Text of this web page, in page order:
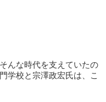
んな時代を支えていたの
学校と宗澤政宏氏は、こ